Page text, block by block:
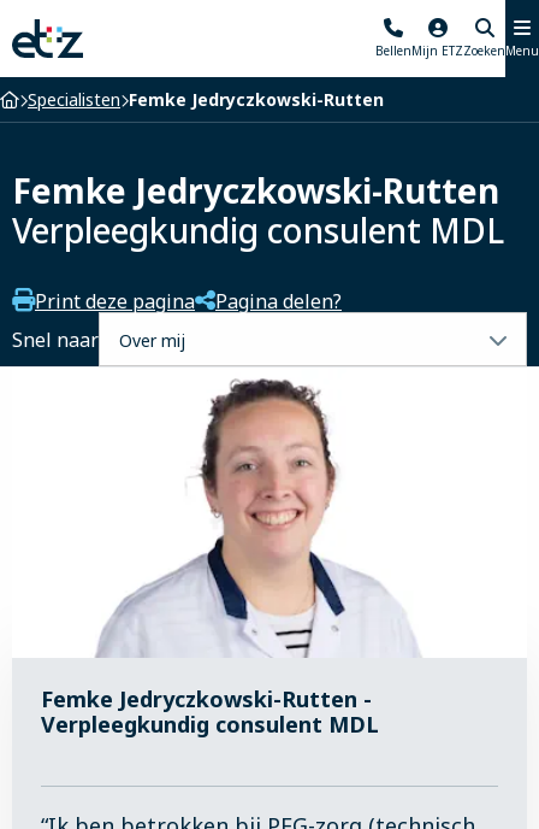
Elisabeth-
TweeSteden
Ziekenhuis
BellenMijn ETZZoekenMenu
Home
Specialisten Femke Jedryczkowski-Rutten
Femke Jedryczkowski-Rutten
Verpleegkundig consulent MDL
Print deze pagina
Pagina delen?
Snel naar
Femke Jedryczkowski-Rutten -
Verpleegkundig consulent MDL